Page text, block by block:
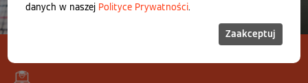
danych w naszej Polityce Prywatności.
Zaakceptuj